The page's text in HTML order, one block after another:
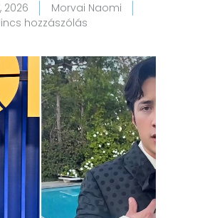
2026
Morvai Naomi
hozzászólás